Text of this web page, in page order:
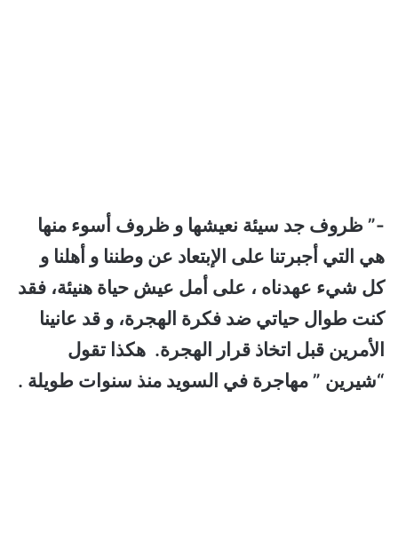
-” ظروف جد سيئة نعيشها و ظروف أسوء منها
هي التي أجبرتنا على الإبتعاد عن وطننا و أهلنا و
كل شيء عهدناه ، على أمل عيش حياة هنيئة، فقد
كنت طوال حياتي ضد فكرة الهجرة، و قد عانينا
الأمرين قبل اتخاذ قرار الهجرة. هكذا تقول
“شيرين ” مهاجرة في السويد منذ سنوات طويلة .